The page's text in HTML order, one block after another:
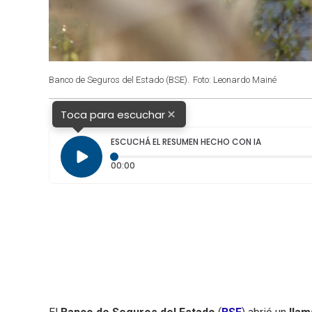
Banco de Seguros del Estado (BSE). Foto: Leonardo Mainé
Toca para escuchar×
ESCUCHÁ EL RESUMEN HECHO CON IA
00:00